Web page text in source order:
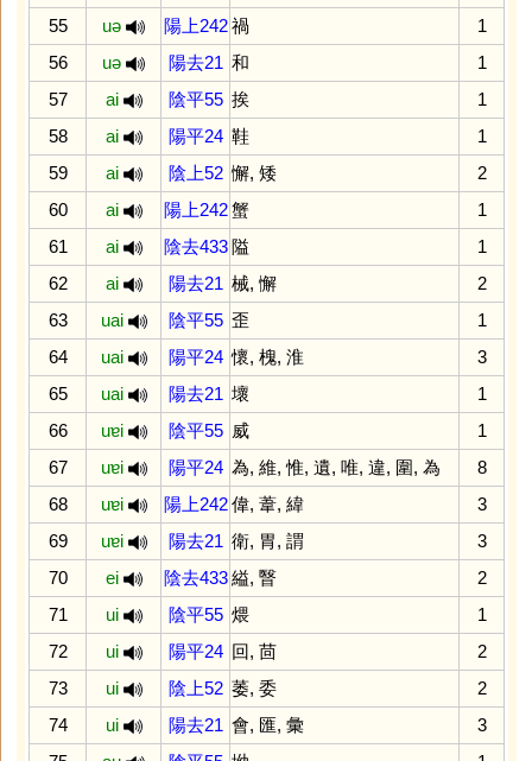
55
uə 陽上242 禍
1
56
uə 陽去21 和
1
57
ai 陰平55 挨
1
58
ai 陽平24 鞋
1
59
ai 陰上52 懈, 矮
2
60
ai 陽上242 蟹
1
61
ai 陰去433 隘
1
62
ai 陽去21 械,懈
2
63
uai 陰平55 歪
1
64
uai 陽平24 懷, 槐, 淮
3
65
uai 陽去21 壞
1
66
uɐi 陰平55 威
1
67
uɐi 陽平24 為, 維,惟, 遺, 唯, 違, 圍, 為
8
68
uɐi 陽上242 偉, 葦, 緯
3
69
uɐi 陽去21 衛, 胃, 謂
3
70
ei 陰去433 縊, 瞖
2
71
ui 陰平55 煨
1
72
ui 陽平24 回, 茴
2
73
ui 陰上52 萎, 委
2
74
ui 陽去21 會, 匯, 彙
3